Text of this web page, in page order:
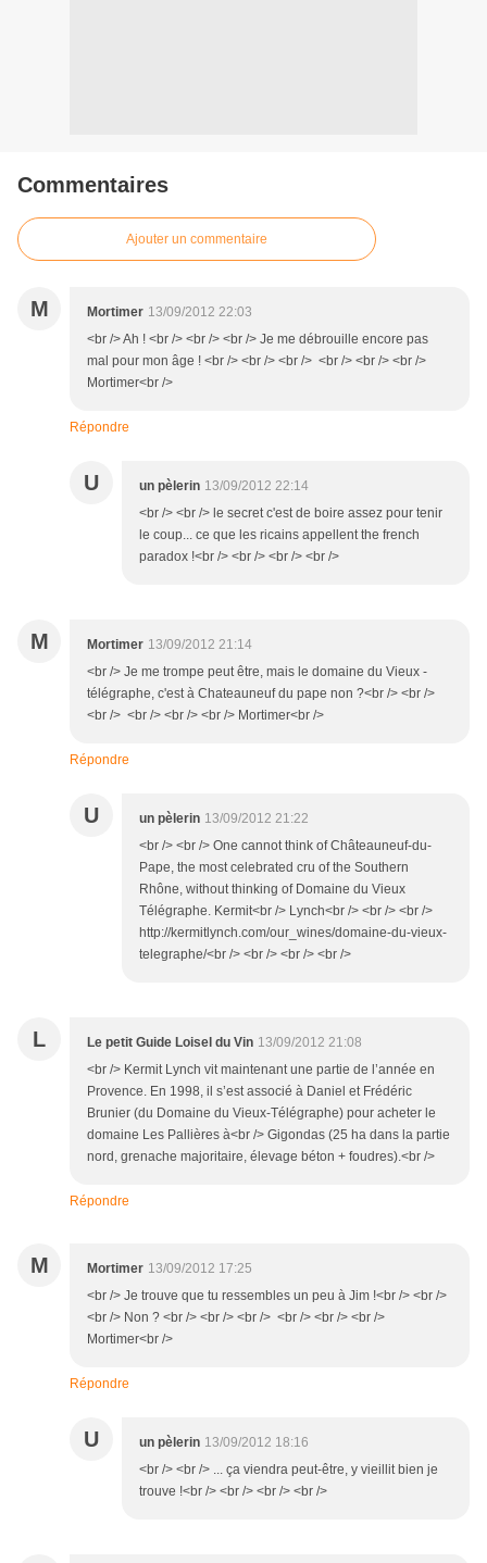
Commentaires
Ajouter un commentaire
M Mortimer 13/09/2012 22:03
<br /> Ah ! <br /> <br /> <br /> Je me débrouille encore pas
mal pour mon âge ! <br /> <br /> <br /> <br /> <br /> <br />
Mortimer<br />
Répondre
U un pèlerin 13/09/2012 22:14
<br /> <br /> le secret c'est de boire assez pour tenir
le coup... ce que les ricains appellent the french
paradox !<br /> <br /> <br /> <br />
M Mortimer 13/09/2012 21:14
<br /> Je me trompe peut être, mais le domaine du Vieux -
télégraphe, c'est à Chateauneuf du pape non ?<br /> <br />
<br /> <br /> <br /> <br /> Mortimer<br />
Répondre
U un pèlerin 13/09/2012 21:22
<br /> <br /> One cannot think of Châteauneuf-du-
Pape, the most celebrated cru of the Southern
Rhône, without thinking of Domaine du Vieux
Télégraphe. Kermit<br /> Lynch<br /> <br /> <br />
http://kermitlynch.com/our_wines/domaine-du-vieux-
telegraphe/<br /> <br /> <br /> <br />
L Le petit Guide Loisel du Vin 13/09/2012 21:08
<br /> Kermit Lynch vit maintenant une partie de l’année en
Provence. En 1998, il s’est associé à Daniel et Frédéric
Brunier (du Domaine du Vieux-Télégraphe) pour acheter le
domaine Les Pallières à<br /> Gigondas (25 ha dans la partie
nord, grenache majoritaire, élevage béton + foudres).<br />
Répondre
M Mortimer 13/09/2012 17:25
<br /> Je trouve que tu ressembles un peu à Jim !<br /> <br />
<br /> Non ? <br /> <br /> <br /> <br /> <br /> <br />
Mortimer<br />
Répondre
U un pèlerin 13/09/2012 18:16
<br /> <br /> ... ça viendra peut-être, y vieillit bien je
trouve !<br /> <br /> <br /> <br />